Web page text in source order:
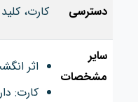
دسترسی
کارت،
سایر
مشخصات
اثر انگشت:
کارت: دارد (۵۰۰